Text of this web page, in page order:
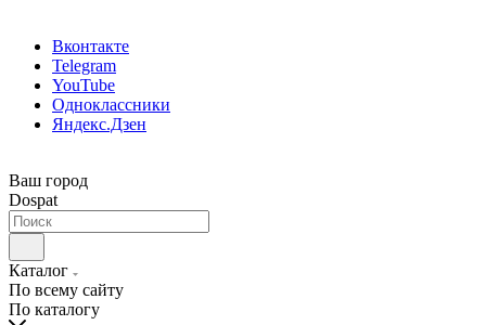
Вконтакте
Telegram
YouTube
Одноклассники
Яндекс.Дзен
Ваш город
Dospat
Каталог
По всему сайту
По каталогу